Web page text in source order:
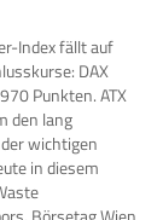
Index fällt auf
DAX
Punkten. ATX
den lang
wichtigen
in diesem